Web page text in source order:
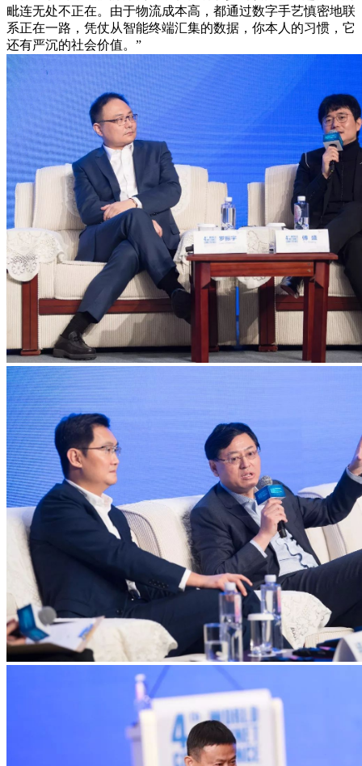
毗连无处不正在。由于物流成本高，都通过数字手艺慎密地联
系正在一路，凭仗从智能终端汇集的数据，你本人的习惯，它
还有严沉的社会价值。”